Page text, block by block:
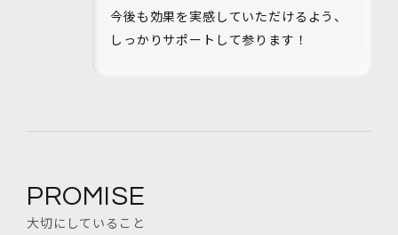
今後も効果を実感していただけるよう、
しっかりサポートして参ります！
PROMISE
大切にしていること